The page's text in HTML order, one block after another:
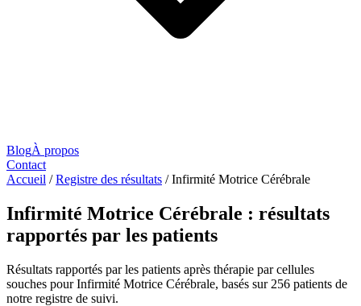
BlogÀ propos
Contact
Accueil / Registre des résultats / Infirmité Motrice Cérébrale
Infirmité Motrice Cérébrale : résultats
rapportés par les patients
Résultats rapportés par les patients après thérapie par cellules
souches pour Infirmité Motrice Cérébrale, basés sur 256 patients de
notre registre de suivi.